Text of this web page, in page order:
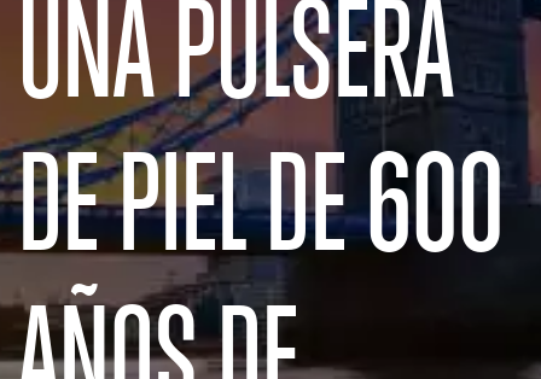
UNA PULSERA
DE PIEL DE 600